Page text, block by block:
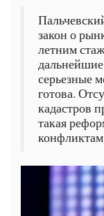
закон о
летним
серьезные
готова.
кадастров
такая